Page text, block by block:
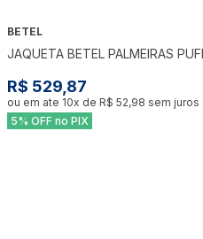
BETEL
JAQUETA BETEL PALMEIRAS
R$ 529,87
ou em ate 10x de R$ 52,98 sem juros
5% OFF no PIX